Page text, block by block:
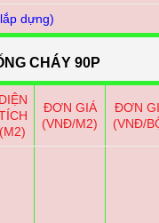
dựng)
CHÁY 90P
DIỆN
(M2)
ĐƠN GIÁ
(VNĐ/M2)
ĐƠN
(VNĐ/